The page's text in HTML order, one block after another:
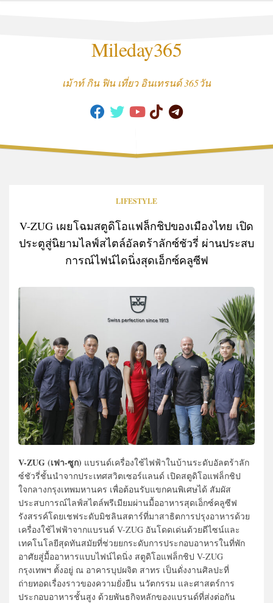
Mileday365
เม้าท์ กิน ฟิน เที่ยว อินเทรนด์ 365วัน
LIFESTYLE
V-ZUG เผยโฉมสตูดิโอแฟล็กชิปของเมืองไทย เปิด
ประตูสู่นิยามไลฟ์สไตล์อัลตร้าลักซ์ชัวรี่ ผ่านประสบ
การณ์ไฟน์ไดนิ่งสุดเอ็กซ์คลูซีฟ
V-ZUG (เฟา-ซูก) แบรนด์เครื่องใช้ไฟฟ้าในบ้านระดับอัลตร้าลัก
ซ์ชัวรี่ชั้นนำจากประเทศสวิตเซอร์แลนด์ เปิดสตูดิโอแฟล็กชิป
ใจกลางกรุงเทพมหานคร เพื่อต้อนรับแขกคนพิเศษได้ สัมผัส
ประสบการณ์ไลฟ์สไตล์พรีเมียมผ่านมื้ออาหารสุดเอ็กซ์คลูซีฟ
รังสรรค์โดยเชฟระดับมิชลินสตาร์ที่มาสาธิตการปรุงอาหารด้วย
เครื่องใช้ไฟฟ้าจากแบรนด์ V-ZUG อันโดดเด่นด้วยดีไซน์และ
เทคโนโลยีสุดทันสมัยที่ช่วยยกระดับการประกอบอาหารในที่พัก
อาศัยสู่มื้ออาหารแบบไฟน์ไดนิ่ง สตูดิโอแฟล็กชิป V-ZUG
กรุงเทพฯ ตั้งอยู่ ณ อาคารบุปผจิต สาทร เป็นดั่งงานศิลปะที่
ถ่ายทอดเรื่องราวของความยั่งยืน นวัตกรรม และศาสตร์การ
ประกอบอาหารชั้นสูง ด้วยพันธกิจหลักของแบรนด์ที่ส่งต่อกัน